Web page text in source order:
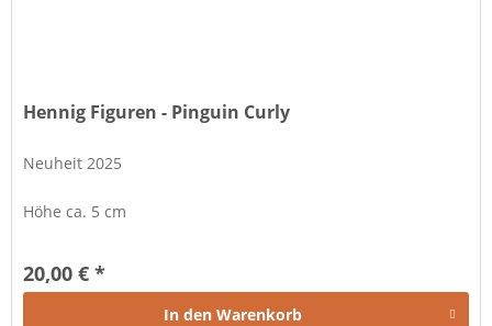
Hennig Figuren - Pinguin Curly
Neuheit 2025
Höhe ca. 5 cm
20,00 € *
In den Warenkorb